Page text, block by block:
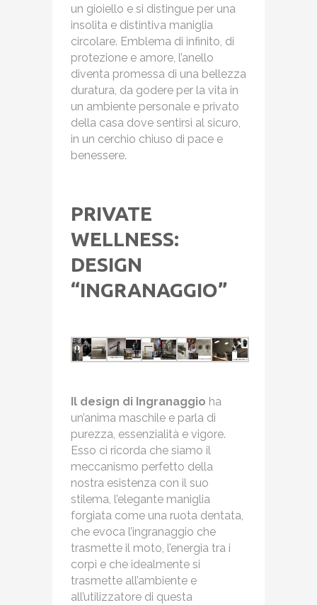
un gioiello e si distingue per una
insolita e distintiva maniglia
circolare. Emblema di infinito, di
protezione e amore, l’anello
diventa promessa di una bellezza
duratura, da godere per la vita in
un ambiente personale e privato
della casa dove sentirsi al sicuro,
in un cerchio chiuso di pace e
benessere.
PRIVATE
WELLNESS:
DESIGN
“INGRANAGGIO”
Il design di Ingranaggio ha
un’anima maschile e parla di
purezza, essenzialità e vigore.
Esso ci ricorda che siamo il
meccanismo perfetto della
nostra esistenza con il suo
stilema, l’elegante maniglia
forgiata come una ruota dentata,
che evoca l’ingranaggio che
trasmette il moto, l’energia tra i
corpi e che idealmente si
trasmette all’ambiente e
all’utilizzatore di questa